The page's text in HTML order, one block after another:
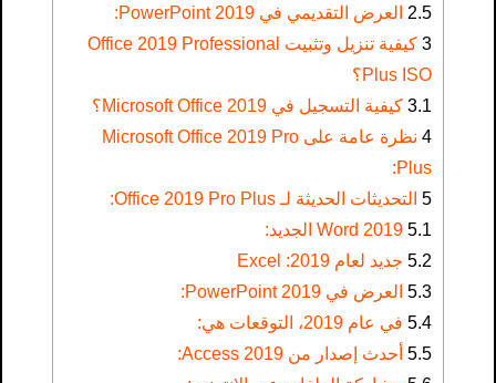
2.5 العرض التقديمي في PowerPoint 2019:
3
كيفية تنزيل وتثبيت Office 2019 Professional
Plus ISO؟
3.1 كيفية التسجيل في Microsoft Office 2019؟
4
نظرة عامة على Microsoft Office 2019 Pro
Plus:
5 التحديثات الحديثة لـ Office 2019 Pro Plus:
5.1
5.2 جديد لعام 2019: Excel
5.3 العرض في PowerPoint 2019:
5.4 في عام 2019، التوقعات هي:
5.5 أحدث إصدار من Access 2019: